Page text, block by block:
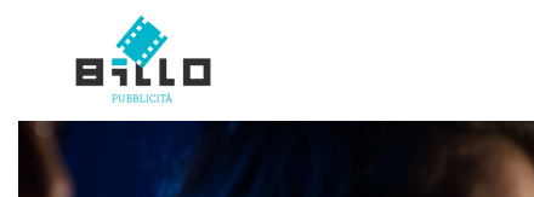
Skip to main content